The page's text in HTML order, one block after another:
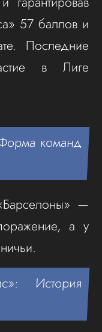
57 баллов и
Последние
в Лиге
команд
—
а у
История